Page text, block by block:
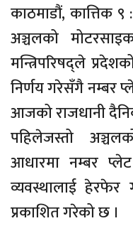
काठमाडौं, कात्तिक
अञ्चलको
मन्त्रिपरिषद्ले
निर्णय गरेसँगै नम्बर
आजको राजधानी
पहिलेजस्तो
आधारमा नम्बर
व्यवस्थालाई हेरफेर
प्रकाशित गरेको छ ।